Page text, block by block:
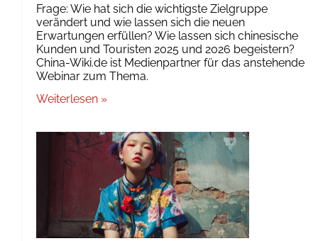
Frage: Wie hat sich die wichtigste Zielgruppe
verändert und wie lassen sich die neuen
Erwartungen erfüllen? Wie lassen sich chinesische
Kunden und Touristen 2025 und 2026 begeistern?
China-Wiki.de ist Medienpartner für das anstehende
Webinar zum Thema.
Weiterlesen »